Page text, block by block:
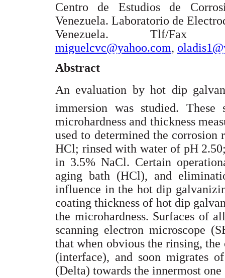
Centro de Estudios de
Venezuela. Laboratorio de
Venezuela. Tlf/Fax 58-
miguelcvc@yahoo.com,
Abstract
An evaluation by hot dip
immersion was studied.
microhardness and thickness
used to determined the
HCl; rinsed with water of pH
in 3.5% NaCl. Certain
aging bath (HCl), and
influence in the hot dip
coating thickness of hot dip
the microhardness. Surfaces of
scanning electron microscope
that when obvious the rinsing,
(interface), and soon migrates
(Delta) towards the innermost